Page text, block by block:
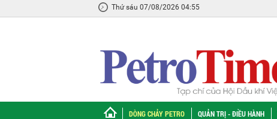
Thứ sáu 07/08/2026 04:55
DÒNG CHẢY PETRO QUẢN TRỊ - ĐIỀU HÀNH